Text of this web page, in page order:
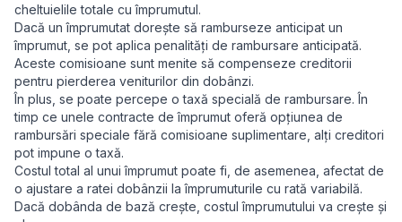
cheltuielile totale cu împrumutul.
Dacă un împrumutat dorește să ramburseze anticipat un
împrumut, se pot aplica penalități de rambursare anticipată.
Aceste comisioane sunt menite să compenseze creditorii
pentru pierderea veniturilor din dobânzi.
În plus, se poate percepe o taxă specială de rambursare. În
timp ce unele contracte de împrumut oferă opțiunea de
rambursări speciale fără comisioane suplimentare, alți creditori
pot impune o taxă.
Costul total al unui împrumut poate fi, de asemenea, afectat de
o ajustare a ratei dobânzii la împrumuturile cu rată variabilă.
Dacă dobânda de bază crește, costul împrumutului va crește și